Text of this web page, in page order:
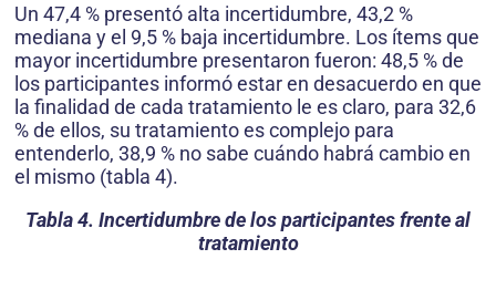
Un 47,4 % presentó alta incertidumbre, 43,2 %
mediana y el 9,5 % baja incertidumbre. Los ítems que
mayor incertidumbre presentaron fueron: 48,5 % de
los participantes informó estar en desacuerdo en que
la finalidad de cada tratamiento le es claro, para 32,6
% de ellos, su tratamiento es complejo para
entenderlo, 38,9 % no sabe cuándo habrá cambio en
el mismo (tabla 4).
Tabla 4. Incertidumbre de los participantes frente al
tratamiento